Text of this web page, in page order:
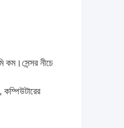
কম।সেন্সর নীচে